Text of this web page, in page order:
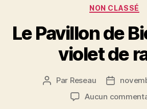
NON CLASSÉ
Le Pavillon de
violet de
Auteur
Par Reseau
Date
Aucun